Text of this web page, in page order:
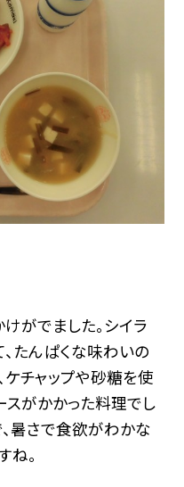
がでました。シイラ
たんぱくな味わいの
ケチャップや砂糖を使
スがかかった料理でし
、暑さで食欲がわかな
ね。